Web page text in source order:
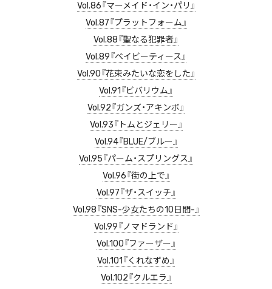
Vol.86『マーメイド・イン・パリ』
Vol.87『プラットフォーム』
Vol.88『聖なる犯罪者』
Vol.89『ベイビーティース』
Vol.90『花束みたいな恋をした』
Vol.91『ビバリウム』
Vol.92『ガンズ・アキンボ』
Vol.93『トムとジェリー』
Vol.94『BLUE/ブルー』
Vol.95『パーム・スプリングス』
Vol.96『街の上で』
Vol.97『ザ・スイッチ』
Vol.98『SNS-少女たちの10日間-』
Vol.99『ノマドランド』
Vol.100『ファーザー』
Vol.101『くれなずめ』
Vol.102『クルエラ』